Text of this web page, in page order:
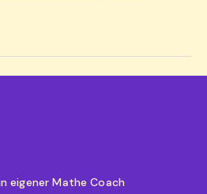
eigener Mathe Coach